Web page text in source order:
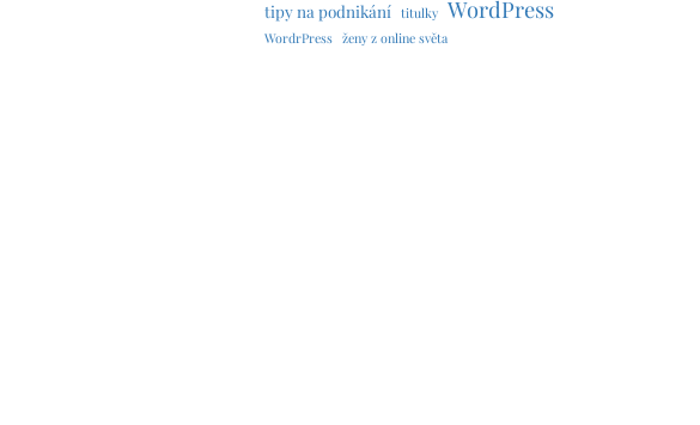
tipy na podnikání titulky WordPress
WordrPress ženy z online světa